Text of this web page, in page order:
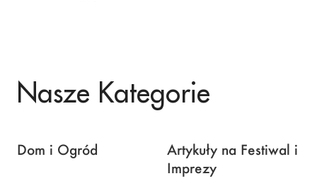
Nasze Kategorie
Dom i Ogród
Artykuły na Festiwal i
Imprezy